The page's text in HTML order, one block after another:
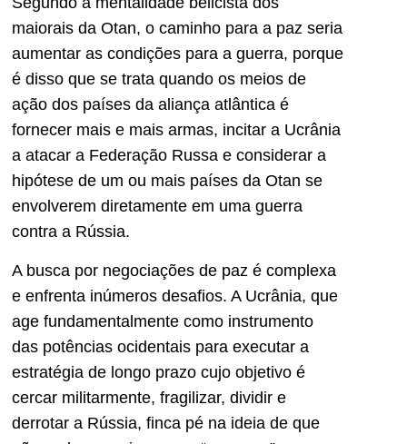
maiorais da Otan, o caminho para a paz seria
aumentar as condições para a guerra, porque
é disso que se trata quando os meios de
ação dos países da aliança atlântica é
fornecer mais e mais armas, incitar a Ucrânia
a atacar a Federação Russa e considerar a
hipótese de um ou mais países da Otan se
envolverem diretamente em uma guerra
contra a Rússia.
A busca por negociações de paz é complexa
e enfrenta inúmeros desafios. A Ucrânia, que
age fundamentalmente como instrumento
das potências ocidentais para executar a
estratégia de longo prazo cujo objetivo é
cercar militarmente, fragilizar, dividir e
derrotar a Rússia, finca pé na ideia de que